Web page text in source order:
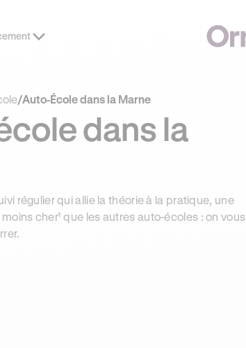
/Auto-École dans la Marne
dans la
régulier qui allie la théorie à la pratique, une
cher¹ que les autres auto-écoles : on vous